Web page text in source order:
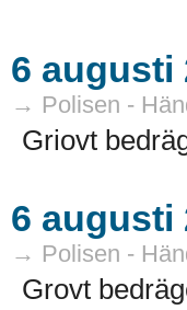
6 augusti
→ Polisen -
Griovt
6 augusti
→ Polisen -
Grovt